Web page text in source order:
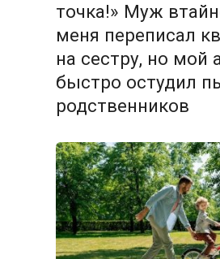
точка!» Муж
меня переписал
на сестру, но мой
быстро остудил
родственников